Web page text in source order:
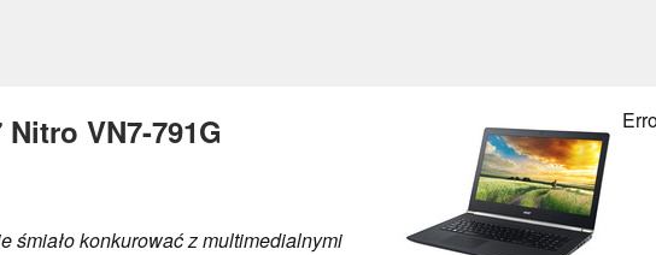
VN7-791G
śmiało konkurować z multimedialnymi